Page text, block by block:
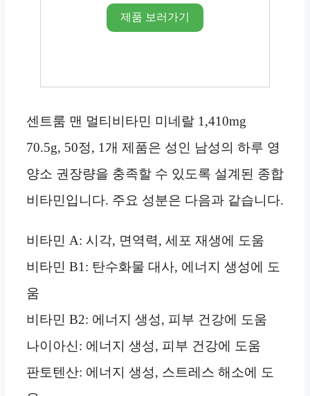
제품 보러가기
센트룸 맨 멀티비타민 미네랄 1,410mg
70.5g, 50정, 1개 제품은 성인 남성의 하루 영
양소 권장량을 충족할 수 있도록 설계된 종합
비타민입니다. 주요 성분은 다음과 같습니다.
비타민 A: 시각, 면역력, 세포 재생에 도움
비타민 B1: 탄수화물 대사, 에너지 생성에 도
움
비타민 B2: 에너지 생성, 피부 건강에 도움
나이아신: 에너지 생성, 피부 건강에 도움
판토텐산: 에너지 생성, 스트레스 해소에 도